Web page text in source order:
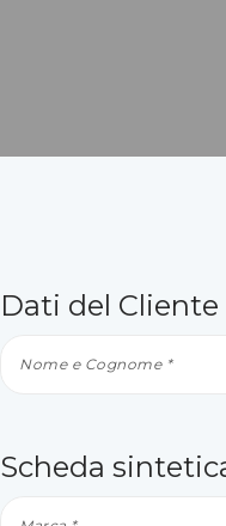
Dati del Cliente
Scheda